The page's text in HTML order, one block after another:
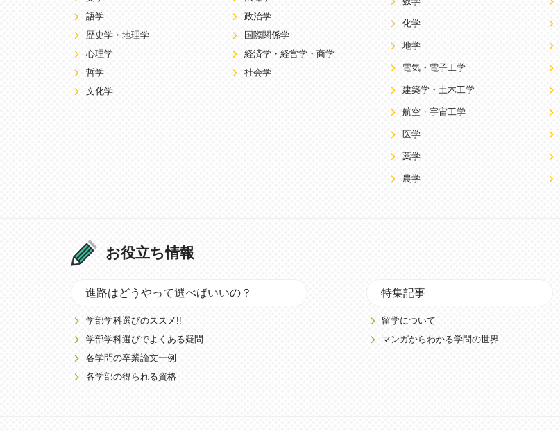
語学
歴史学・地理学
心理学
哲学
文化学
政治学
国際関係学
経済学・経営学・商学
社会学
化学
地学
電気・電子工学
建築学・土木工学
航空・宇宙工学
医学
薬学
農学
お役立ち情報
進路はどうやって選べばいいの？
学部学科選びのススメ!!
学部学科選びでよくある疑問
各学問の卒業論文一例
各学部の得られる資格
特集記事
留学について
マンガからわかる学問の世界